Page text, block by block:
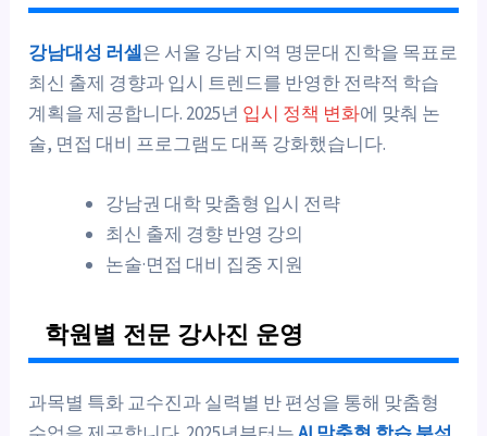
강남대성 러셀은 서울 강남 지역 명문대 진학을 목표로
최신 출제 경향과 입시 트렌드를 반영한 전략적 학습
계획을 제공합니다. 2025년 입시 정책 변화에 맞춰 논
술, 면접 대비 프로그램도 대폭 강화했습니다.
강남권 대학 맞춤형 입시 전략
최신 출제 경향 반영 강의
논술·면접 대비 집중 지원
학원별 전문 강사진 운영
과목별 특화 교수진과 실력별 반 편성을 통해 맞춤형